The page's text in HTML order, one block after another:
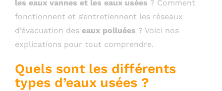
les eaux vannes et les eaux usées ? Comment
fonctionnent et s’entretiennent les réseaux
d’évacuation des eaux polluées ? Voici nos
explications pour tout comprendre.
Quels sont les différents
types d’eaux usées ?